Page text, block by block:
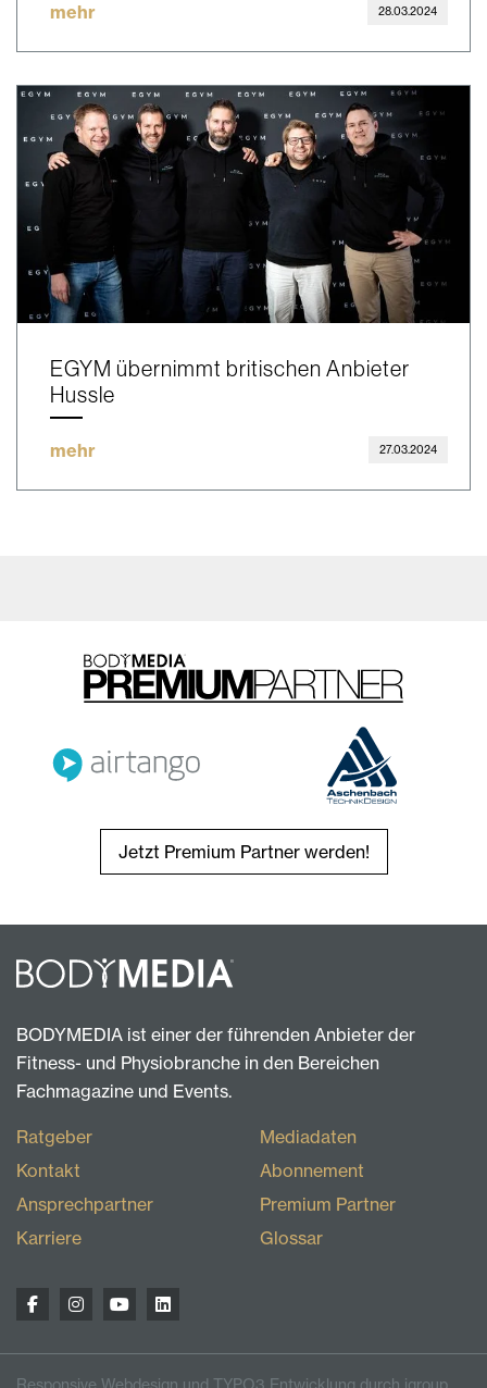
mehr 28.03.2024
EGYM übernimmt britischen Anbieter
Hussle
mehr 27.03.2024
Jetzt Premium Partner werden!
BODYMEDIA ist einer der führenden Anbieter der
Fitness- und Physiobranche in den Bereichen
Fachmagazine und Events.
Ratgeber
Kontakt
Ansprechpartner
Karriere
Mediadaten
Abonnement
Premium Partner
Glossar
Responsive Webdesign und TYPO3 Entwicklung durch igroup